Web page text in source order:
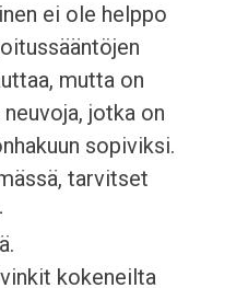
ei ole helppo
mutta on
jotka on
sopiviksi.
tarvitset
kokeneilta